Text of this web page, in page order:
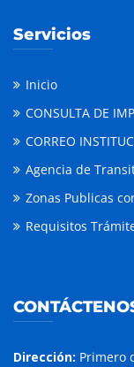
Servicios
Inicio
CONSULTA DE
CORREO
Agencia de
Zonas Publicas
Requisitos
Dirección: Primero